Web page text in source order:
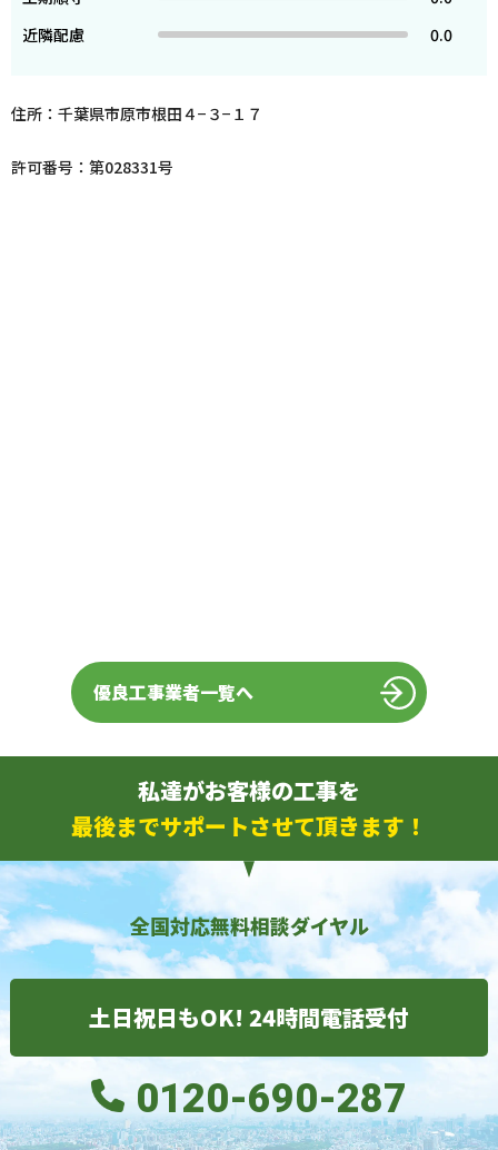
近隣配慮
0.0
住所：千葉県市原市根田４−３−１７
許可番号：第028331号
優良工事業者一覧へ
私達がお客様の工事を
最後までサポートさせて頂きます！
全国対応無料相談ダイヤル
土日祝日もOK! 24時間電話受付
0120-690-287